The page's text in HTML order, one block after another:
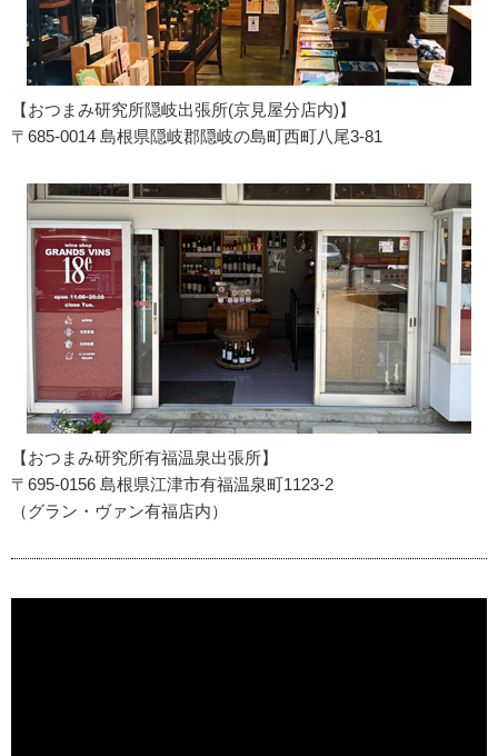
【おつまみ研究所隠岐出張所(京見屋分店内)】
〒685-0014 島根県隠岐郡隠岐の島町西町八尾3-81
【おつまみ研究所有福温泉出張所】
〒695-0156 島根県江津市有福温泉町1123-2
（グラン・ヴァン有福店内）